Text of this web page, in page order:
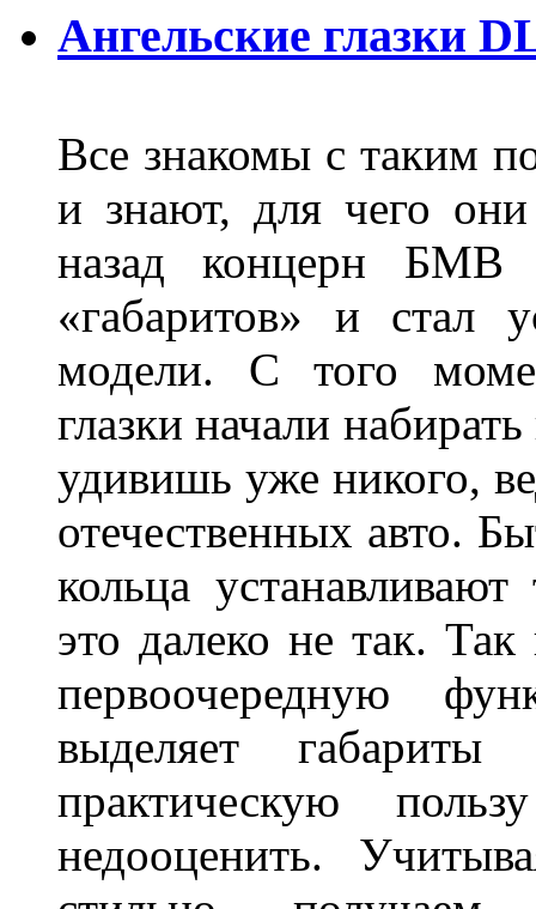
Ангельские глазки
Все знакомы с таким
и знают, для чего
назад концерн БМВ
«габаритов» и стал
модели. С того
глазки начали
удивишь уже никого,
отечественных авто.
кольца
это далеко не так. Так
первоочередную
выделяет
практическую
недооценить.